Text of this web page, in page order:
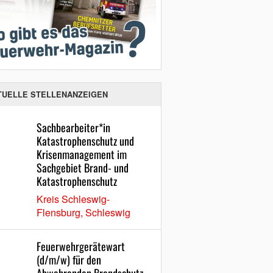
STELLENANZEIGEN
Sachbearbeiter*in
Katastrophenschutz und
Krisenmanagement im
Sachgebiet Brand- und
Katastrophenschutz
Kreis Schleswig-
Flensburg, Schleswig
Feuerwehrgerätewart
(d/m/w) für den